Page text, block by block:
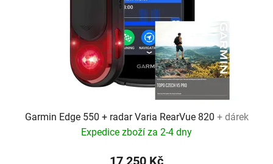
Garmin Edge 550 + radar Varia RearVue 820 + dárek
Expedice zboží za 2-4 dny